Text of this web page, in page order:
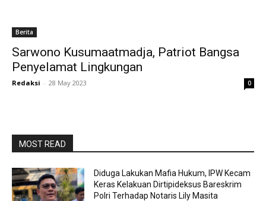
Berita
Sarwono Kusumaatmadja, Patriot Bangsa
Penyelamat Lingkungan
Redaksi - 28 May 2023 0
MOST READ
Diduga Lakukan Mafia Hukum, IPW Kecam
Keras Kelakuan Dirtipideksus Bareskrim
Polri Terhadap Notaris Lily Masita